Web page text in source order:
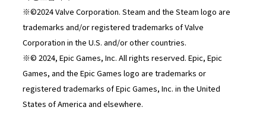
※©2024 Valve Corporation. Steam and the Steam logo are
trademarks and/or registered trademarks of Valve
Corporation in the U.S. and/or other countries.
※© 2024, Epic Games, Inc. All rights reserved. Epic, Epic
Games, and the Epic Games logo are trademarks or
registered trademarks of Epic Games, Inc. in the United
States of America and elsewhere.